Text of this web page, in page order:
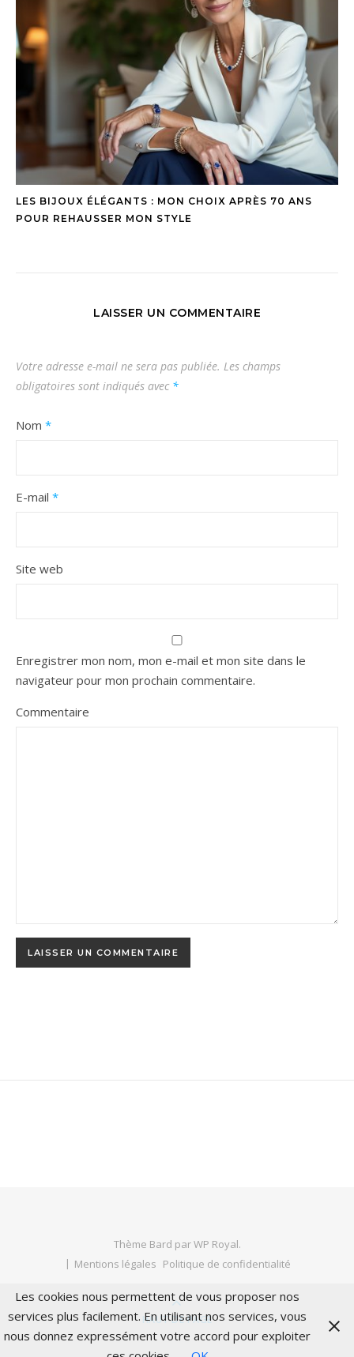
LES BIJOUX ÉLÉGANTS : MON CHOIX APRÈS 70 ANS
POUR REHAUSSER MON STYLE
LAISSER UN COMMENTAIRE
Votre adresse e-mail ne sera pas publiée. Les champs
obligatoires sont indiqués avec *
Nom *
E-mail *
Site web
Enregistrer mon nom, mon e-mail et mon site dans le
navigateur pour mon prochain commentaire.
Commentaire
Thème Bard parWP Royal.
Mentions légales Politique de confidentialité
HAUT DE PAGE
Les cookies nous permettent de vous proposer nos
services plus facilement. En utilisant nos services, vous
nous donnez expressément votre accord pour exploiter